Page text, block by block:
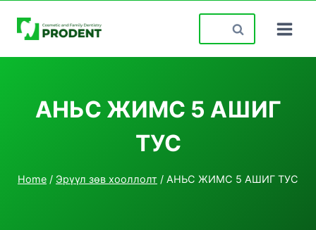
Search
for:
АНЬС ЖИМС 5 АШИГ
ТУС
Home / Эрүүл зөв хооллолт / АНЬС ЖИМС 5 АШИГ ТУС